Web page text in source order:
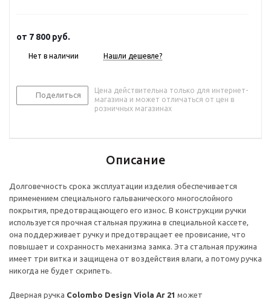
от 7 800 руб.
Нет в наличии Нашли дешевле?
Поделиться
Цена действительна только для интернет-
магазина и может отличаться от цен в
розничных магазинах
Описание
Долговечность срока эксплуатации изделия обеспечивается
применением специального гальванического многослойного
покрытия, предотвращающего его износ. В конструкции ручки
используется прочная стальная пружина в специальной кассете,
она поддерживает ручку и предотвращает ее провисание, что
повышает и сохранность механизма замка. Эта стальная пружина
имеет три витка и защищена от воздействия влаги, а потому ручка
никогда не будет скрипеть.
Дверная ручка Colombo Design Viola Ar 21 может